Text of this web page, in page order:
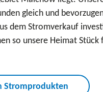
gleich und
dem Stromverkauf
so unsere Heimat
Stromprodukten